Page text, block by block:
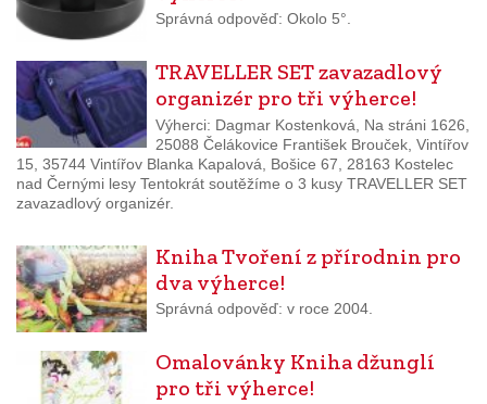
Správná odpověď: Okolo 5°.
TRAVELLER SET zavazadlový
organizér pro tři výherce!
Výherci: Dagmar Kostenková, Na stráni 1626,
25088 Čelákovice František Brouček, Vintířov
15, 35744 Vintířov Blanka Kapalová, Bošice 67, 28163 Kostelec
nad Černými lesy Tentokrát soutěžíme o 3 kusy TRAVELLER SET
zavazadlový organizér.
Kniha Tvoření z přírodnin pro
dva výherce!
Správná odpověď: v roce 2004.
Omalovánky Kniha džunglí
pro tři výherce!